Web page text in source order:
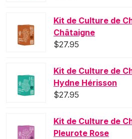
Kit de Culture de
Châtaigne
$27.95
Kit de Culture de
Hydne Hérisson
$27.95
Kit de Culture de
Pleurote Rose